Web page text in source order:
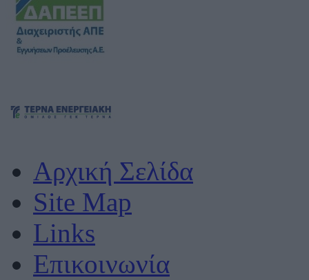
Αρχική Σελίδα
Site Map
Links
Επικοινωνία